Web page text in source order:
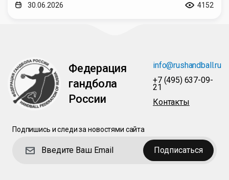
30.06.2026 4152
Федерация
гандбола
России
info@rushandball.ru
+7 (495) 637-09-
21
Контакты
Подпишись и следи за новостями сайта
Подписаться